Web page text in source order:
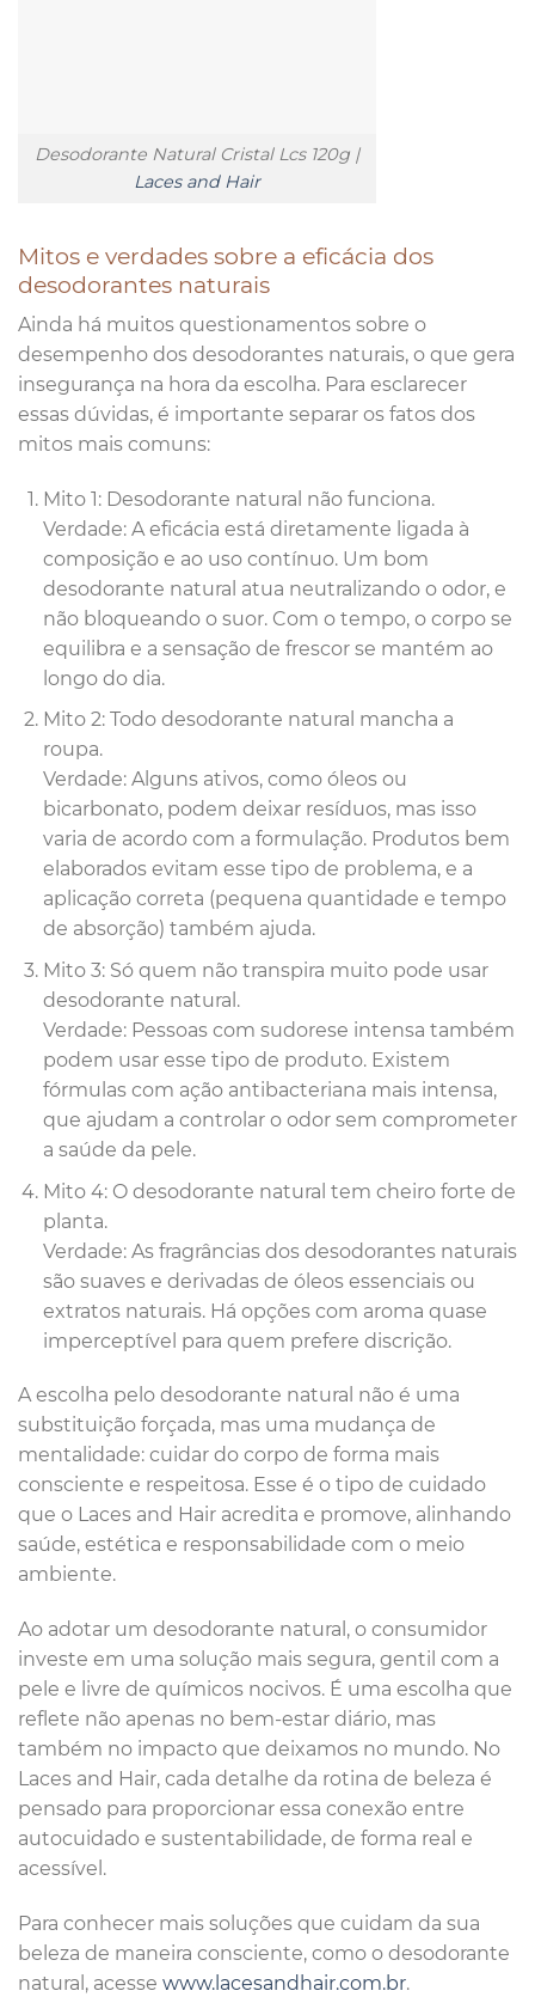
Desodorante Natural Cristal Lcs 120g |
Laces and Hair
Mitos e verdades sobre a eficácia dos
desodorantes naturais
Ainda há muitos questionamentos sobre o
desempenho dos desodorantes naturais, o que gera
insegurança na hora da escolha. Para esclarecer
essas dúvidas, é importante separar os fatos dos
mitos mais comuns:
Mito 1: Desodorante natural não funciona.
Verdade: A eficácia está diretamente ligada à
composição e ao uso contínuo. Um bom
desodorante natural atua neutralizando o odor, e
não bloqueando o suor. Com o tempo, o corpo se
equilibra e a sensação de frescor se mantém ao
longo do dia.
Mito 2: Todo desodorante natural mancha a
roupa.
Verdade: Alguns ativos, como óleos ou
bicarbonato, podem deixar resíduos, mas isso
varia de acordo com a formulação. Produtos bem
elaborados evitam esse tipo de problema, e a
aplicação correta (pequena quantidade e tempo
de absorção) também ajuda.
Mito 3: Só quem não transpira muito pode usar
desodorante natural.
Verdade: Pessoas com sudorese intensa também
podem usar esse tipo de produto. Existem
fórmulas com ação antibacteriana mais intensa,
que ajudam a controlar o odor sem comprometer
a saúde da pele.
Mito 4: O desodorante natural tem cheiro forte de
planta.
Verdade: As fragrâncias dos desodorantes naturais
são suaves e derivadas de óleos essenciais ou
extratos naturais. Há opções com aroma quase
imperceptível para quem prefere discrição.
A escolha pelo desodorante natural não é uma
substituição forçada, mas uma mudança de
mentalidade: cuidar do corpo de forma mais
consciente e respeitosa. Esse é o tipo de cuidado
que o Laces and Hair acredita e promove, alinhando
saúde, estética e responsabilidade com o meio
ambiente.
Ao adotar um desodorante natural, o consumidor
investe em uma solução mais segura, gentil com a
pele e livre de químicos nocivos. É uma escolha que
reflete não apenas no bem-estar diário, mas
também no impacto que deixamos no mundo. No
Laces and Hair, cada detalhe da rotina de beleza é
pensado para proporcionar essa conexão entre
autocuidado e sustentabilidade, de forma real e
acessível.
Para conhecer mais soluções que cuidam da sua
beleza de maneira consciente, como o desodorante
natural, acesse www.lacesandhair.com.br.